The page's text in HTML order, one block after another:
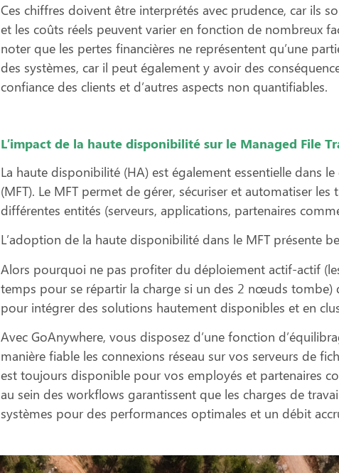
Ces chiffres doivent être interprétés avec prudence, car ils
et les coûts réels peuvent varier en fonction de nombreux
noter que les pertes financières ne représentent qu’une
des systèmes, car il peut également y avoir des
confiance des clients et d’autres aspects non quantifiables.
L’impact de la haute disponibilité sur le Managed File
La haute disponibilité (HA) est également essentielle dans
(MFT). Le MFT permet de gérer, sécuriser et automatiser
différentes entités (serveurs, applications, partenaires
L’adoption de la haute disponibilité dans le MFT présente
Alors pourquoi ne pas profiter du déploiement actif-actif
temps pour se répartir la charge si un des 2 nœuds tombe)
pour intégrer des solutions hautement disponibles et en
Avec GoAnywhere, vous disposez d’une fonction
manière fiable les connexions réseau sur vos serveurs de
est toujours disponible pour vos employés et partenaires
au sein des workflows garantissent que les charges de
systèmes pour des performances optimales et un débit